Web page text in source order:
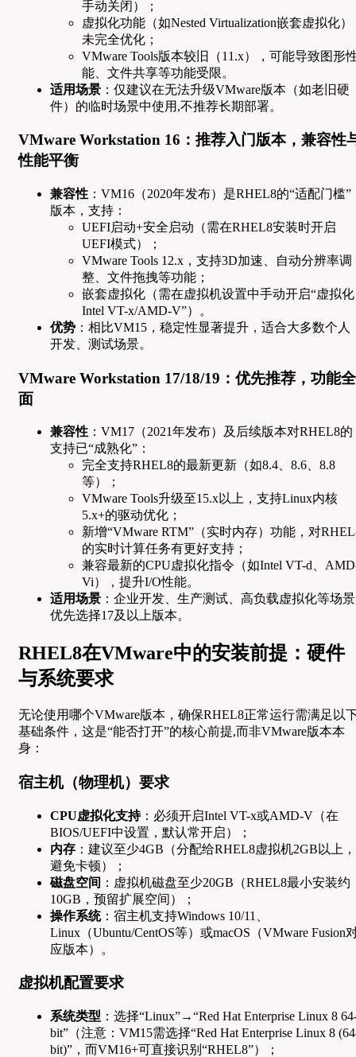
手动关闭）；
虚拟化功能（如Nested Virtualization嵌套虚拟化）
未完全优化；
VMware Tools版本较旧（11.x），可能导致图形
能、文件共享等功能受限。
适用场景 ：仅建议在无法升级VMware版本（如老旧硬
件）的临时场景中使用,不推荐长期部署。
VMware Workstation 16：推荐入门版本，兼容性
性能平衡
兼容性 ：VM16（2020年发布）是RHEL8的“适配门槛”
版本，支持：
UEFI启动+安全启动（需在RHEL8安装时开启
UEFI模式）；
VMware Tools 12.x，支持3D加速、自动分辨率调
整、文件拖拽等功能；
嵌套虚拟化（需在虚拟机设置中手动开启“虚拟化
Intel VT-x/AMD-V”）。
优势 ：相比VM15，稳定性显著提升，适合大多数个人
开发、测试场景。
VMware Workstation 17/18/19：优先推荐，功能全
面
兼容性 ：VM17（2021年发布）及后续版本对RHEL8的
支持已“成熟化”：
完全支持RHEL8的最新更新（如8.4、8.6、8.8
等）；
VMware Tools升级至15.x以上，支持Linux内核
5.x+的驱动优化；
新增“VMware RTM”（实时内存）功能，对
的实时计算任务有更好支持；
兼容最新的CPU虚拟化指令（如Intel VT-d、
Vi），提升I/O性能。
适用场景 ：企业开发、生产测试、高负载虚拟化等场
优先选择17及以上版本。
RHEL8在VMware中的安装前提：硬件
与系统要求
无论使用哪个VMware版本，确保RHEL8正常运行需满足以
基础条件，这是“能否打开”的核心前提,而非VMware版本本
身：
宿主机（物理机）要求
CPU虚拟化支持：必须开启Intel VT-x或AMD-V（在
BIOS/UEFI中设置，默认常开启）；
内存 ：建议至少4GB（分配给RHEL8虚拟机2GB以上，
避免卡顿）；
磁盘空间 ：虚拟机磁盘至少20GB（RHEL8最小安装约
10GB，预留扩展空间）；
操作系统：宿主机支持Windows 10/11、
Linux（Ubuntu/CentOS等）或macOS（VMware Fusion
应版本）。
虚拟机配置要求
系统类型 ：选择“Linux”→“Red Hat Enterprise Linux 8
bit”（注意：VM15需选择“Red Hat Enterprise Linux 8
bit)”，而VM16+可直接识别“RHEL8”）；